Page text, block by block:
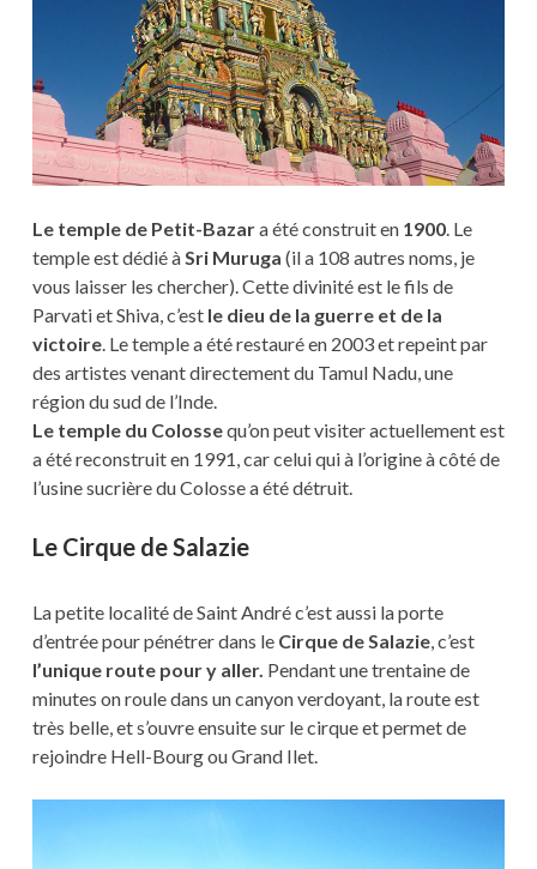
Le temple de Petit-Bazara été construit en 1900. Le
temple est dédié àSri Muruga (il a 108 autres noms, je
vous laisser les chercher). Cette divinité est le fils de
Parvati et Shiva, c’est le dieu de la guerre et de la
victoire. Le temple a été restauré en 2003 et repeint par
des artistes venant directement du Tamul Nadu, une
région du sud de l’Inde.
Le temple du Colossequ’on peut visiter actuellement est
a été reconstruit en 1991, car celui qui à l’origine à côté de
l’usine sucrière du Colosse a été détruit.
Le Cirque de Salazie
La petite localité de Saint André c’est aussi la porte
d’entrée pour pénétrer dans le Cirque de Salazie, c’est
l’unique route pour y aller. Pendant une trentaine de
minutes on roule dans un canyon verdoyant, la route est
très belle, et s’ouvre ensuite sur le cirque et permet de
rejoindre Hell-Bourg ou Grand Ilet.